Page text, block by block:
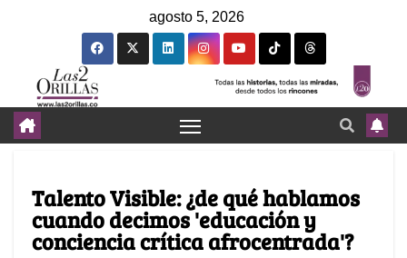
agosto 5, 2026
Talento Visible: ¿de qué hablamos
cuando decimos 'educación y
conciencia crítica afrocentrada'?